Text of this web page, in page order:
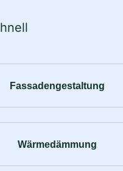
Fassadengestaltung
Wärmedämmung